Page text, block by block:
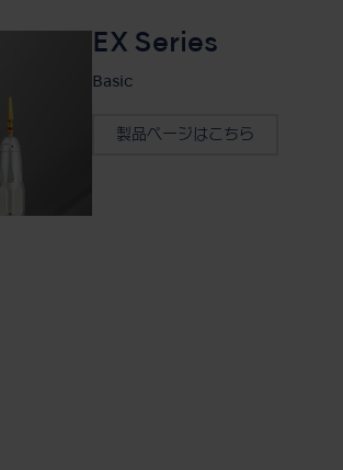
EX Series
Basic
製品ページはこちら